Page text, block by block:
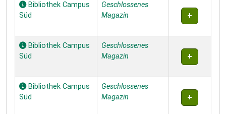
Bibliothek Campus
Süd
Geschlossenes
Magazin
Bibliothek Campus
Süd
Geschlossenes
Magazin
Bibliothek Campus
Süd
Geschlossenes
Magazin